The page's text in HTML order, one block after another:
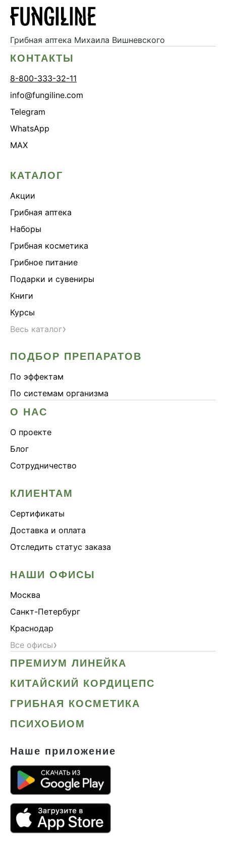
Грибная аптека Михаила Вишневского
КОНТАКТЫ
8-800-333-32-11
info@fungiline.com
Telegram
WhatsApp
MAX
КАТАЛОГ
Акции
Грибная аптека
Наборы
Грибная косметика
Грибное питание
Подарки и сувениры
Книги
Курсы
Весь каталог›
ПОДБОР ПРЕПАРАТОВ
По эффектам
По системам организма
О НАС
О проекте
Блог
Сотрудничество
КЛИЕНТАМ
Сертификаты
Доставка и оплата
Отследить статус заказа
НАШИ ОФИСЫ
Москва
Санкт-Петербург
Краснодар
Все офисы›
ПРЕМИУМ ЛИНЕЙКА
КИТАЙСКИЙ КОРДИЦЕПС
ГРИБНАЯ КОСМЕТИКА
ПСИХОБИОМ
Наше приложение